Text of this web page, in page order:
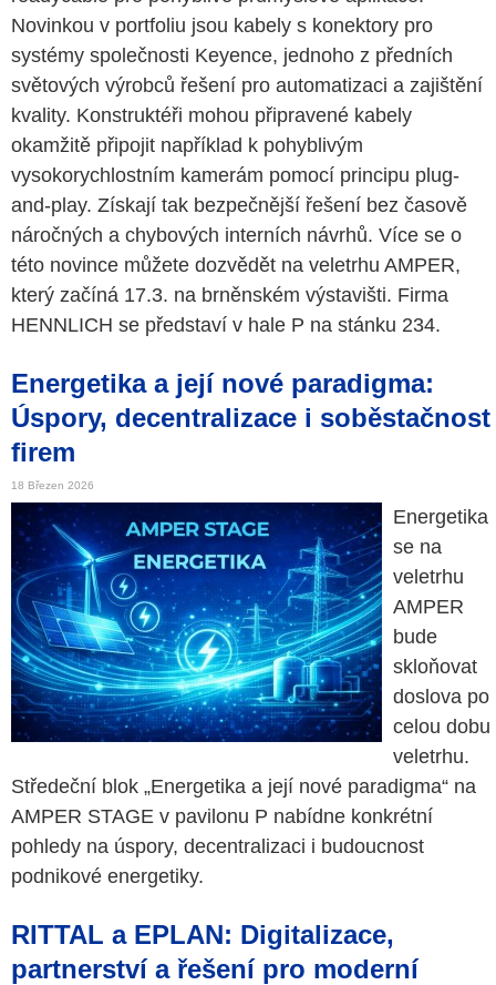
Novinkou v portfoliu jsou kabely s konektory pro
systémy společnosti Keyence, jednoho z předních
světových výrobců řešení pro automatizaci a zajištění
kvality. Konstruktéři mohou připravené kabely
okamžitě připojit například k pohyblivým
vysokorychlostním kamerám pomocí principu plug-
and-play. Získají tak bezpečnější řešení bez časově
náročných a chybových interních návrhů. Více se o
této novince můžete dozvědět na veletrhu AMPER,
který začíná 17.3. na brněnském výstavišti. Firma
HENNLICH se představí v hale P na stánku 234.
Energetika a její nové paradigma:
Úspory, decentralizace i soběstačnost
firem
18 Březen 2026
Energetika
se na
veletrhu
AMPER
bude
skloňovat
doslova po
celou dobu
veletrhu.
Středeční blok „Energetika a její nové paradigma“ na
AMPER STAGE v pavilonu P nabídne konkrétní
pohledy na úspory, decentralizaci i budoucnost
podnikové energetiky.
RITTAL a EPLAN: Digitalizace,
partnerství a řešení pro moderní